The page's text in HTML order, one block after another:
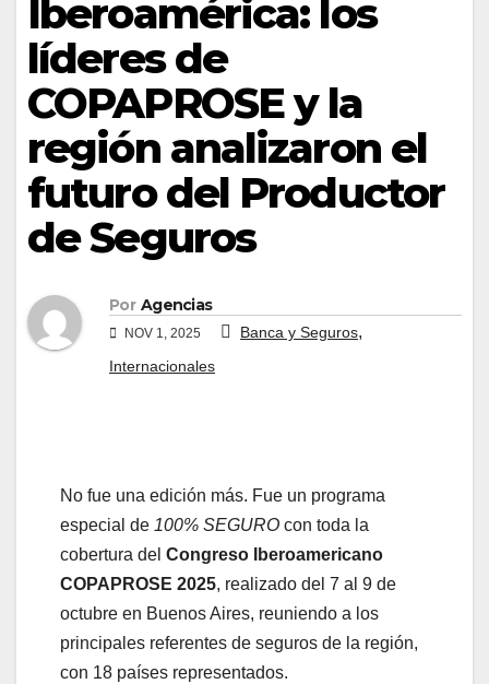
Iberoamérica: los
líderes de
COPAPROSE y la
región analizaron el
futuro del Productor
de Seguros
Por Agencias
NOV 1, 2025 Banca y Seguros,
Internacionales
No fue una edición más. Fue un programa
especial de 100% SEGURO con toda la
cobertura del Congreso Iberoamericano
COPAPROSE 2025, realizado del 7 al 9 de
octubre en Buenos Aires, reuniendo a los
principales referentes de seguros de la región,
con 18 países representados.